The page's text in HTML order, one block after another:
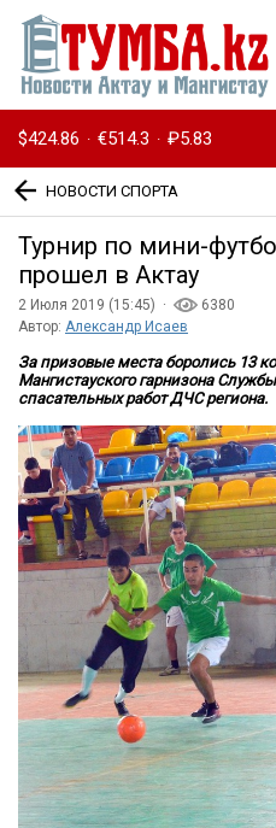
$424.86 · €514.3 · ₽5.83
НОВОСТИ СПОРТА
Турнир по мини-
прошел в Актау
2 Июля 2019 (15:45) ·
6380
Автор: Александр Исаев
За призовые места боролись 13
Мангистауского гарнизона
спасательных работ ДЧС региона.